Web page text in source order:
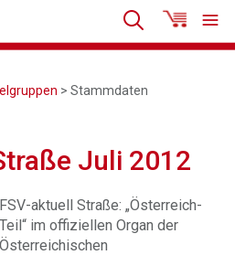
> Stammdaten
Juli 2012
FSV-aktuell Straße: „Österreich-
Teil“ im offiziellen Organ der
Österreichischen